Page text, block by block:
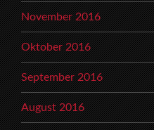
November 2016
Oktober 2016
September 2016
August 2016